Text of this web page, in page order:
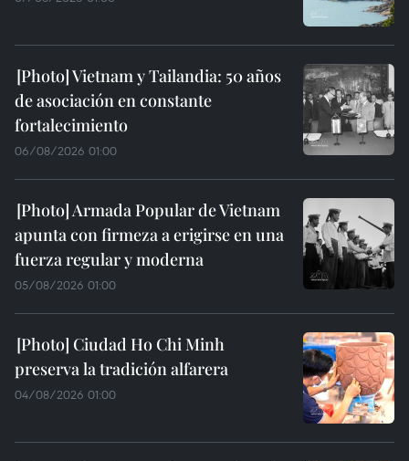
Vietnam y Tailandia: 50 años
de asociación en constante
fortalecimiento
06/08/2026 01:00
Armada Popular de Vietnam
apunta con firmeza a erigirse en una
fuerza regular y moderna
05/08/2026 01:00
Ciudad Ho Chi Minh
preserva la tradición alfarera
04/08/2026 01:00